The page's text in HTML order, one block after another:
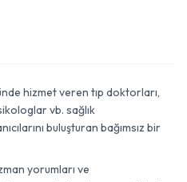
hizmet veren tıp doktorları,
vb. sağlık
buluşturan bağımsız bir
yorumları ve